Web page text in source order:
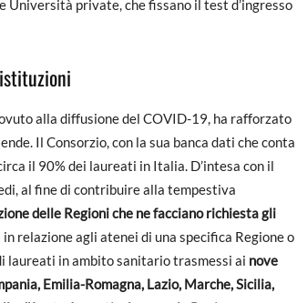
Università private, che fissano il test d’ingresso
alla diffusione del COVID-19, ha rafforzato
Il Consorzio, con la sua banca dati che conta
il 90% dei laureati in Italia. D’intesa con il
al fine di contribuire alla tempestiva
delle Regioni che ne facciano richiesta gli
relazione agli atenei di una specifica Regione o
laureati in ambito sanitario trasmessi ai nove
Emilia-Romagna, Lazio, Marche, Sicilia,